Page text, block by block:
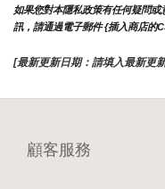
如果您對本隱私政策有任何疑問
訊，請通過電子郵件 {插入商店的
[最新更新日期：請填入最新更
顧客服務